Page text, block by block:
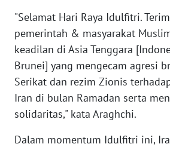
"Selamat Hari Raya Idulfitri.
pemerintah & masyarakat
keadilan di Asia Tenggara
Brunei] yang mengecam agresi
Serikat dan rezim Zionis
Iran di bulan Ramadan serta
solidaritas," kata Araghchi.
Dalam momentum Idulfitri ini,
KARIR
DISCLAIMER
Wahana
News